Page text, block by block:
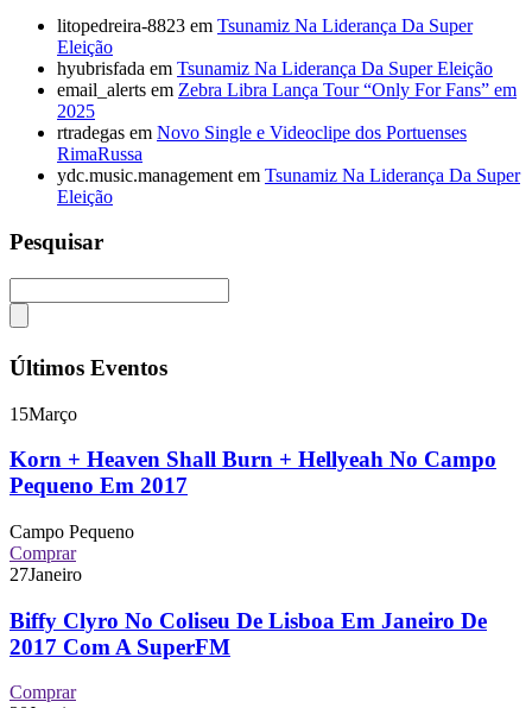
litopedreira-8823 em Tsunamiz Na Liderança Da Super
Eleição
hyubrisfada em Tsunamiz Na Liderança Da Super Eleição
email_alerts em Zebra Libra Lança Tour “Only For Fans” em
2025
rtradegas em Novo Single e Videoclipe dos Portuenses
RimaRussa
ydc.music.management em Tsunamiz Na Liderança Da Super
Eleição
Pesquisar
Últimos Eventos
15Março
Korn + Heaven Shall Burn + Hellyeah No Campo
Pequeno Em 2017
Campo Pequeno
Comprar
27Janeiro
Biffy Clyro No Coliseu De Lisboa Em Janeiro De
2017 Com A SuperFM
Comprar